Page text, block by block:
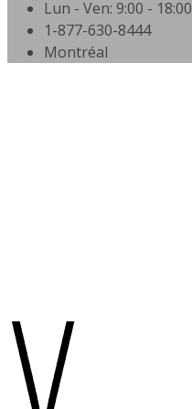
Lun - Ven: 9:00 - 18:00
1-877-630-8444
Montréal